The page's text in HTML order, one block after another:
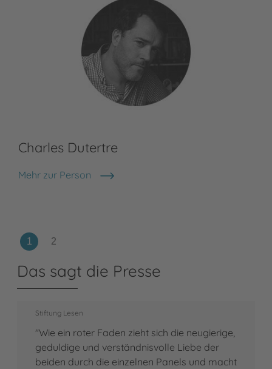
Charles Dutertre
Mehr zur Person
Charles Dutertre
Das sagt die Presse
Stiftung Lesen
"Wie ein roter Faden zieht sich die neugierige,
geduldige und verständnisvolle Liebe der
beiden durch die einzelnen Panels und macht